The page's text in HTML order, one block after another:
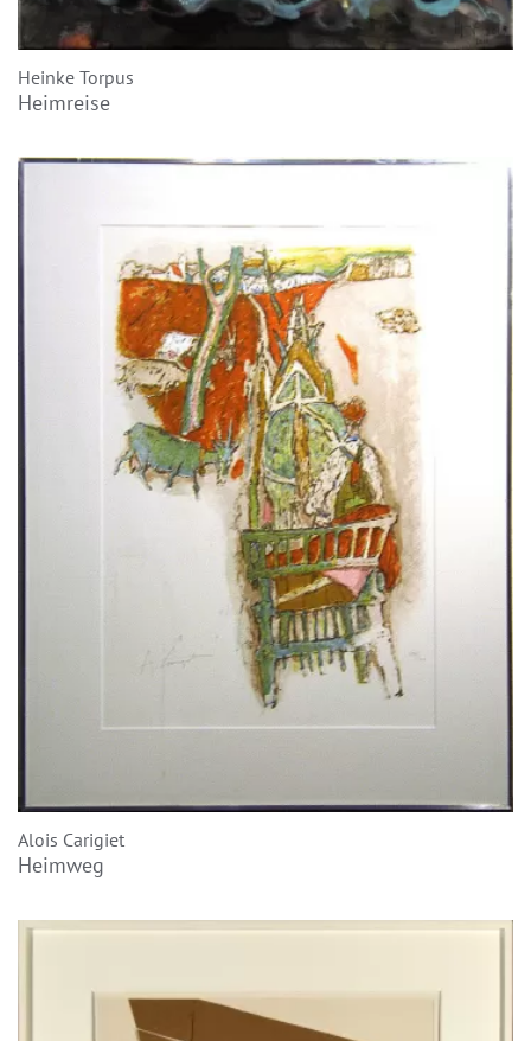
Heinke Torpus
Heimreise
Alois Carigiet
Heimweg